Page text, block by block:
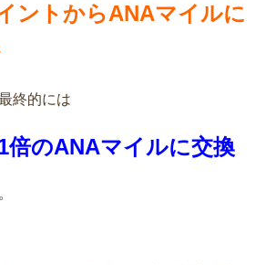
ントからANAマイルに
終的には
倍のANAマイルに交換